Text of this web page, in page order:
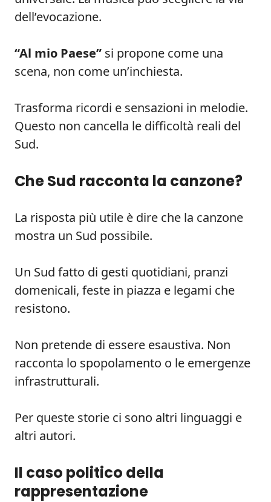
dell’evocazione.
“Al mio Paese” si propone come una
scena, non come un’inchiesta.
Trasforma ricordi e sensazioni in melodie.
Questo non cancella le difficoltà reali del
Sud.
Che Sud racconta la canzone?
La risposta più utile è dire che la canzone
mostra un Sud possibile.
Un Sud fatto di gesti quotidiani, pranzi
domenicali, feste in piazza e legami che
resistono.
Non pretende di essere esaustiva. Non
racconta lo spopolamento o le emergenze
infrastrutturali.
Per queste storie ci sono altri linguaggi e
altri autori.
Il caso politico della
rappresentazione